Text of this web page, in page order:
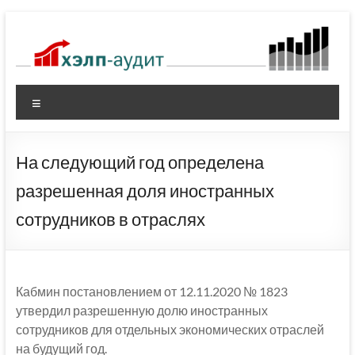
содержимому
На следующий год определена
разрешенная доля иностранных
сотрудников в отраслях
Кабмин постановлением от 12.11.2020 № 1823
утвердил разрешенную долю иностранных
сотрудников для отдельных экономических отраслей
на будущий год.